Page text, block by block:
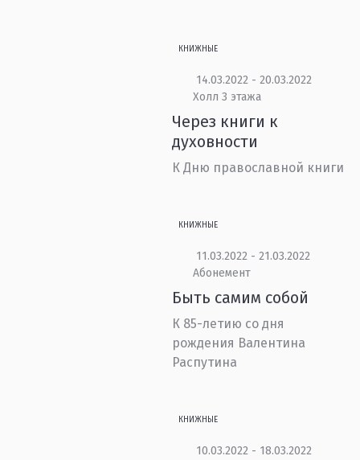
КНИЖНЫЕ
14.03.2022 - 20.03.2022
Холл 3 этажа
Через книги к
духовности
К Дню православной книги
КНИЖНЫЕ
11.03.2022 - 21.03.2022
Абонемент
Быть самим собой
К 85-летию со дня
рождения Валентина
Распутина
КНИЖНЫЕ
10.03.2022 - 18.03.2022